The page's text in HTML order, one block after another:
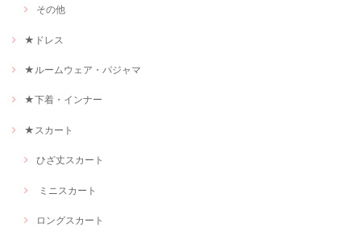
その他
★ドレス
★ルームウェア・パジャマ
★下着・インナー
★スカート
ひざ丈スカート
ミニスカート
ロングスカート